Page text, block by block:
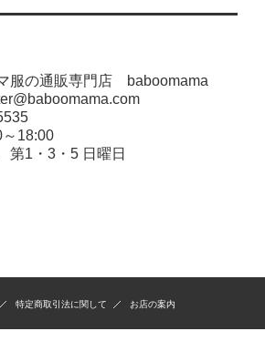
服の通販専門店 baboomama
18:00
第1・3・5 日曜日
特定商取引法に関して お店の案内